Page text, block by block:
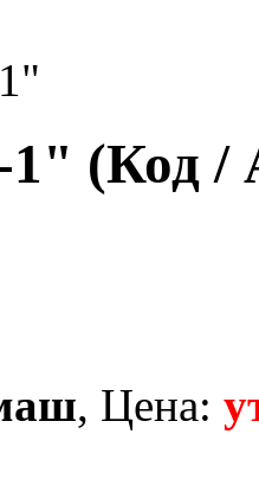
1" (Код
, Цена: